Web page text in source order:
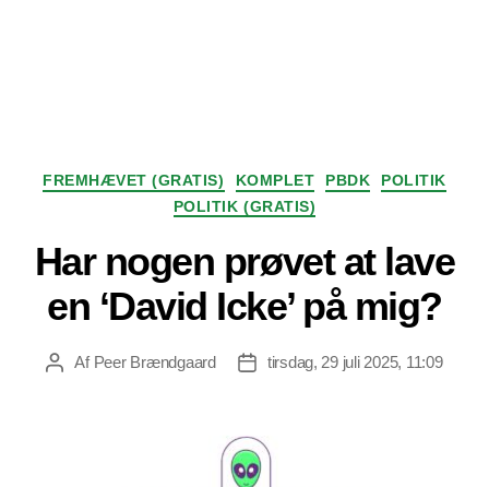
Kategorier
FREMHÆVET (GRATIS) KOMPLET PBDK
POLITIK
POLITIK (GRATIS)
Har nogen prøvet at lave
en ‘David Icke’ på mig?
Indlægsforfatter
Af Peer Brændgaard Indlægsdato
tirsdag, 29 juli 2025, 11:09